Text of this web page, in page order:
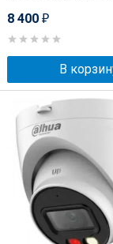
8 400 ₽
В